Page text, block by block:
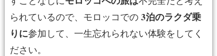
られているので、モロッコでの 3泊のラクダ乗
りに参加して、一生忘れられない体験をしてく
ださい。